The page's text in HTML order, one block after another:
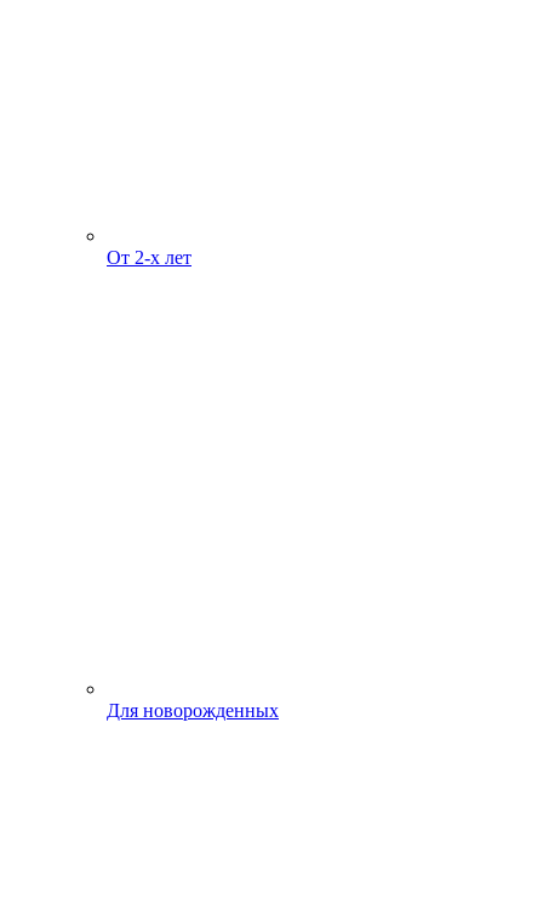
От 2-х лет
Для новорожденных